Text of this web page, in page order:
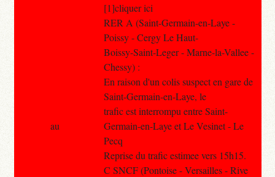
[1]cliquer ici
RER A (Saint-Germain-en-Laye -
Poissy - Cergy Le Haut-
Boissy-Saint-Leger - Marne-la-Vallee -
Chessy) :
En raison d'un colis suspect en gare de
Saint-Germain-en-Laye, le
trafic est interrompu entre Saint-
Germain-en-Laye et Le Vesinet - Le
Pecq
Reprise du trafic estimee vers 15h15.
C SNCF (Pontoise - Versailles - Rive
au